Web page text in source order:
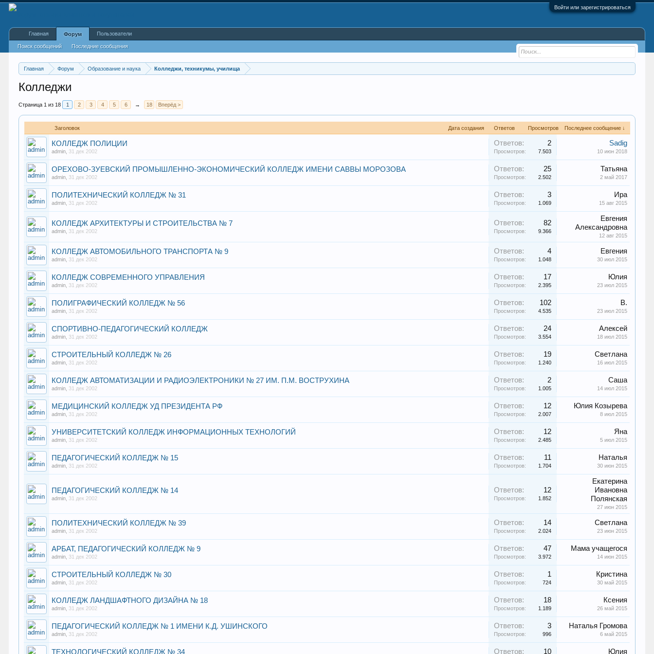
Войти или зарегистрироваться
Главная Форум Образование и наука Колледжи, техникумы, училища
Колледжи
Страница 1 из 18 1 2 3 4 5 6 → 18 Вперёд >
Заголовок Дата создания Ответов Просмотров Последнее сообщение ↓
КОЛЛЕДЖ ПОЛИЦИИ
admin 31 дек 2002
Ответов: 2
Просмотров: 7.503
Sadig
10 июн 2018
ОРЕХОВО-ЗУЕВСКИЙ ПРОМЫШЛЕННО-ЭКОНОМИЧЕСКИЙ КОЛЛЕДЖ ИМЕНИ САВВЫ МОРОЗОВА
admin 31 дек 2002
Ответов: 25
Просмотров: 2.502
Татьяна
2 май 2017
ПОЛИТЕХНИЧЕСКИЙ КОЛЛЕДЖ № 31
admin 31 дек 2002
Ответов: 3
Просмотров: 1.069
Ира
15 авг 2015
КОЛЛЕДЖ АРХИТЕКТУРЫ И СТРОИТЕЛЬСТВА № 7
admin 31 дек 2002
Ответов: 82
Просмотров: 9.366
Евгения
Александровна
12 авг 2015
КОЛЛЕДЖ АВТОМОБИЛЬНОГО ТРАНСПОРТА № 9
admin 31 дек 2002
Ответов: 4
Просмотров: 1.048
Евгения
30 июл 2015
КОЛЛЕДЖ СОВРЕМЕННОГО УПРАВЛЕНИЯ
admin 31 дек 2002
Ответов: 17
Просмотров: 2.395
Юлия
23 июл 2015
ПОЛИГРАФИЧЕСКИЙ КОЛЛЕДЖ № 56
admin 31 дек 2002
Ответов: 102
Просмотров: 4.535
В.
23 июл 2015
СПОРТИВНО-ПЕДАГОГИЧЕСКИЙ КОЛЛЕДЖ
admin 31 дек 2002
Ответов: 24
Просмотров: 3.554
Алексей
18 июл 2015
СТРОИТЕЛЬНЫЙ КОЛЛЕДЖ № 26
admin 31 дек 2002
Ответов: 19
Просмотров: 1.240
Светлана
16 июл 2015
КОЛЛЕДЖ АВТОМАТИЗАЦИИ И РАДИОЭЛЕКТРОНИКИ № 27 ИМ. П.М. ВОСТРУХИНА
admin 31 дек 2002
Ответов: 2
Просмотров: 1.005
Саша
14 июл 2015
МЕДИЦИНСКИЙ КОЛЛЕДЖ УД ПРЕЗИДЕНТА РФ
admin 31 дек 2002
Ответов: 12
Просмотров: 2.007
Юлия Козырева
8 июл 2015
УНИВЕРСИТЕТСКИЙ КОЛЛЕДЖ ИНФОРМАЦИОННЫХ ТЕХНОЛОГИЙ
admin 31 дек 2002
Ответов: 12
Просмотров: 2.485
Яна
5 июл 2015
ПЕДАГОГИЧЕСКИЙ КОЛЛЕДЖ № 15
admin 31 дек 2002
Ответов: 11
Просмотров: 1.704
Наталья
30 июн 2015
ПЕДАГОГИЧЕСКИЙ КОЛЛЕДЖ № 14
admin 31 дек 2002
Ответов: 12
Просмотров: 1.852
Екатерина
Ивановна
Полянская
27 июн 2015
ПОЛИТЕХНИЧЕСКИЙ КОЛЛЕДЖ № 39
admin 31 дек 2002
Ответов: 14
Просмотров: 2.024
Светлана
23 июн 2015
АРБАТ, ПЕДАГОГИЧЕСКИЙ КОЛЛЕДЖ № 9
admin 31 дек 2002
Ответов: 47
Просмотров: 3.972
Мама учащегося
14 июн 2015
СТРОИТЕЛЬНЫЙ КОЛЛЕДЖ № 30
admin 31 дек 2002
Ответов: 1
Просмотров: 724
Кристина
30 май 2015
КОЛЛЕДЖ ЛАНДШАФТНОГО ДИЗАЙНА № 18
admin 31 дек 2002
Ответов: 18
Просмотров: 1.189
Ксения
26 май 2015
ПЕДАГОГИЧЕСКИЙ КОЛЛЕДЖ № 1 ИМЕНИ К.Д. УШИНСКОГО
admin 31 дек 2002
Ответов: 3
Просмотров: 996
Наталья Громова
6 май 2015
ТЕХНОЛОГИЧЕСКИЙ КОЛЛЕДЖ № 34 Ответов: 10 Юлия
Главная Форум
Поиск сообщений Последние сообщения
Пользователи